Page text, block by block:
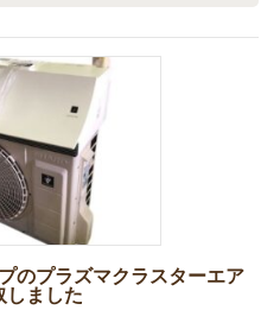
のプラズマクラスターエア
しました